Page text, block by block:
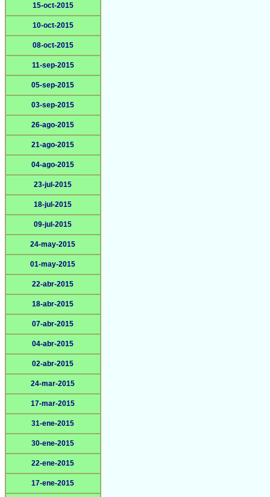
15-oct-2015
10-oct-2015
08-oct-2015
11-sep-2015
05-sep-2015
03-sep-2015
26-ago-2015
21-ago-2015
04-ago-2015
23-jul-2015
18-jul-2015
09-jul-2015
24-may-2015
01-may-2015
22-abr-2015
18-abr-2015
07-abr-2015
04-abr-2015
02-abr-2015
24-mar-2015
17-mar-2015
31-ene-2015
30-ene-2015
22-ene-2015
17-ene-2015